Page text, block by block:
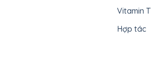
Vitamin T
Hợp tác